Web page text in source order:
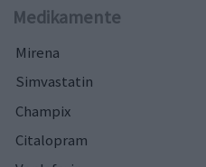
Medikamente
Mirena
Simvastatin
Champix
Citalopram